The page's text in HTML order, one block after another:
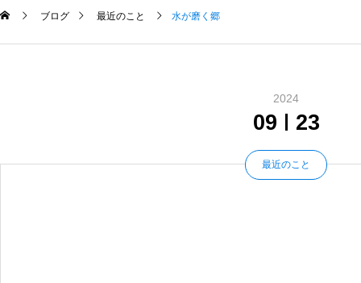
ブログ 最近のこと 水が磨く郷
2024
09 23
最近のこと